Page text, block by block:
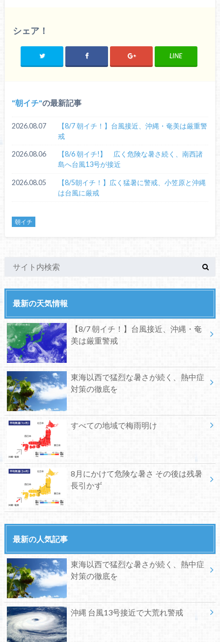
シェア！
LINE
朝イチ の最新記事
2026.08.07
【8/7 朝イチ！】台風接近、沖縄・奄美は厳重警
戒
2026.08.06
【8/6 朝イチ!】 広く危険な暑さ続く、南西諸
島へ台風13号が接近
2026.08.05
【8/5朝イチ！】広く猛暑に警戒、小笠原と沖縄
は台風に厳戒
朝イチ
最新の天気情報
【8/7 朝イチ！】台風接近、沖縄・奄
美は厳重警戒
東海以西で猛烈な暑さが続く、熱中症
対策の徹底を
すべての地域で梅雨明け
8月にかけて危険な暑さ その後は残暑
長引かず
最新の人気記事
東海以西で猛烈な暑さが続く、熱中症
対策の徹底を
沖縄 台風13号接近で大荒れ警戒